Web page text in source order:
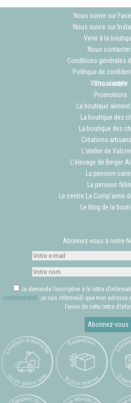
Nous suivre sur
Nous suivre sur
Venir à la
Nous contacter
Conditions générales
Politique de
Votre compte
Nouveautés
Promotions
La boutique
La boutique des
La boutique des
Créations
L’atelier de
L’élevage de Berger
La pension
La pension
Le centre La Comp’amie
Le blog de la
Abonnez-vous à notre
Je demande l’inscription à la lettre
confidentialité. Je suis informe(é) que mon adresse
l’envoi de cette lettre